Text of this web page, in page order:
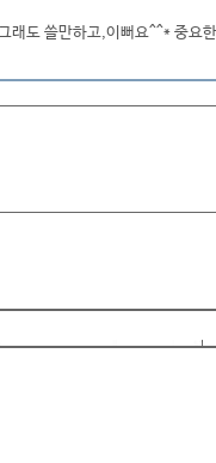
래도 쓸만하고,이뻐요^^* 중요